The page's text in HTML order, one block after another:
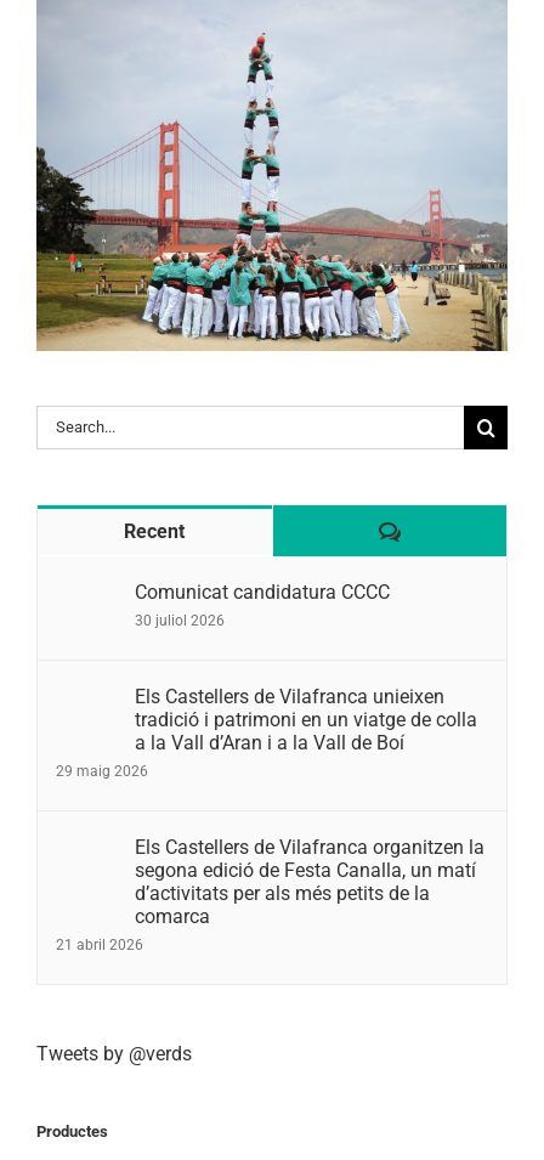
Search
for:
Recent Comentaris
Comunicat candidatura CCCC
30 juliol 2026
Els Castellers de Vilafranca unieixen
tradició i patrimoni en un viatge de colla
a la Vall d’Aran i a la Vall de Boí
29 maig 2026
Els Castellers de Vilafranca organitzen la
segona edició de Festa Canalla, un matí
d’activitats per als més petits de la
comarca
21 abril 2026
Tweets by @verds
Productes